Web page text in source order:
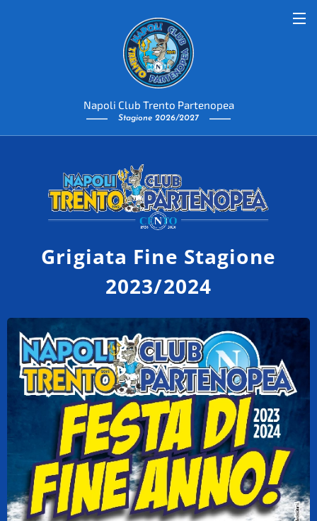
Napoli Club Trento Partenopea
Stagione 2026/2027
Grigiata Fine Stagione
2023/2024